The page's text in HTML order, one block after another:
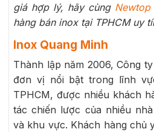
giá hợp lý, hãy cùng Newtop
hàng bán inox tại TPHCM uy
Inox Quang Minh
Thành lập năm 2006, Công
đơn vị nổi bật trong lĩnh
TPHCM, được nhiều khách
tác chiến lược của nhiều
và khu vực. Khách hàng chủ